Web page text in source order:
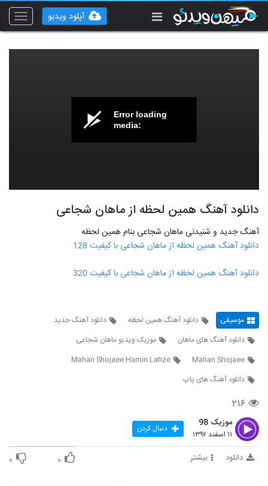
Toggle
آپلود ویدیو
Error loading
media:
دانلود آهنگ همین لحظه از ماهان شجاعی
آهنگ جدید و شنیدنی ماهان شجاعی بنام همین لحظه
دانلود آهنگ همین لحظه از ماهان شجاعی با کیفیت 128
دانلود آهنگ همین لحظه از ماهان شجاعی با کیفیت 320
موسیقی دانلود آهنگ همین لحظه
دانلود آهنگ جدید
دانلود آهنگ های ماهان
موزیک ویدیو ماهان شجاعی
Mahan Shojaee
Mahan Shojaee Hamin Lahze
دانلود آهنگ های پاپ
۲۱۶
موزیک 98
۱۱ اسفند ۱۳۹۷ دنبال کردن
دانلود بیشتر ۰ ۰